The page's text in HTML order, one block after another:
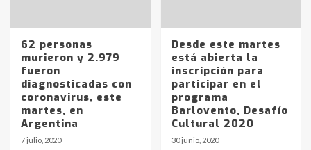
62 personas
murieron y 2.979
fueron
diagnosticadas con
coronavirus, este
martes, en
Argentina
7 julio, 2020
Desde este martes
está abierta la
inscripción para
participar en el
programa
Barlovento, Desafío
Cultural 2020
30 junio, 2020